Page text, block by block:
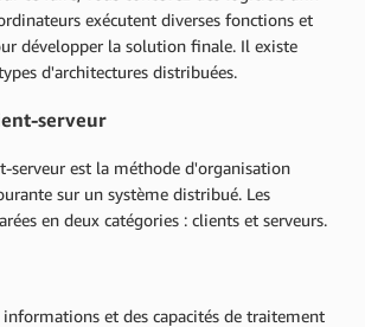
exécutent diverses fonctions et
développer la solution finale. Il existe
d'architectures distribuées.
serveur
serveur est la méthode d'organisation
sur un système distribué. Les
en deux catégories : clients et serveurs.
informations et des capacités de traitement